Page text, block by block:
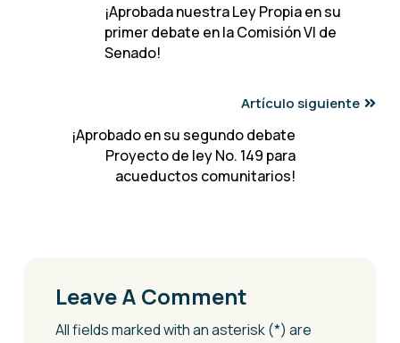
¡Aprobada nuestra Ley Propia en su
primer debate en la Comisión VI de
Senado!
Artículo siguiente
¡Aprobado en su segundo debate
Proyecto de ley No. 149 para
acueductos comunitarios!
Leave A Comment
All fields marked with an asterisk (*) are